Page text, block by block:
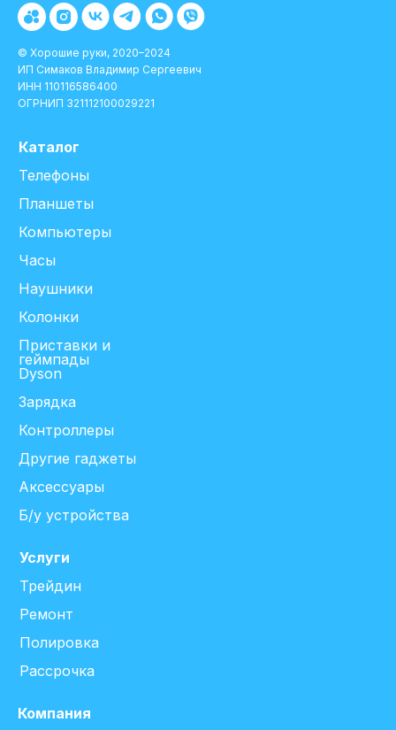
Каталог
Услуги
Телефоны
Трейдин
Планшеты
Ремонт
Компьютеры
Полировка
Часы
Рассрочка
Наушники
Колонки
Приставки и
геймпады
Dyson
Зарядка
Контроллеры
Другие гаджеты
Аксессуары
Компания
© Хорошие руки, 2020–2024
ИП Симаков Владимир Сергеевич
ИНН 110116586400
ОГРНИП 321112100029221
Б/у устройства